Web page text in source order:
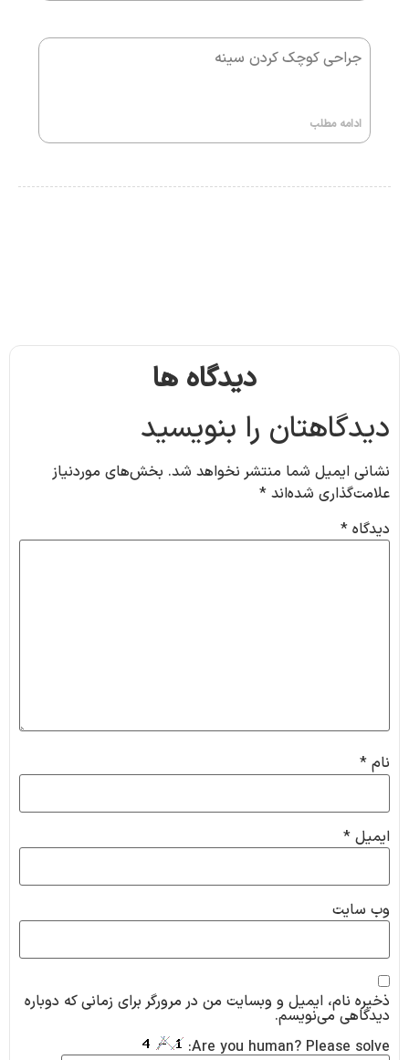
جراحی کوچک کردن سینه
ادامه مطلب
دیدگاه ها
دیدگاهتان را بنویسید
نشانی ایمیل شما منتشر نخواهد شد. بخش‌های موردنیاز
علامت‌گذاری شده‌اند *
دیدگاه *
نام *
ایمیل *
وب‌ سایت
ذخیره نام، ایمیل و وبسایت من در مرورگر برای زمانی که دوباره
دیدگاهی می‌نویسم.
Are you human? Please solve: